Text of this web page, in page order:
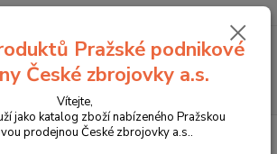
Menu
weaver lišty
Weaver lišta pro CZ 600
Pražské podnikové
České zbrojovky a.s.
Vítejte,
jako katalog zboží nabízeného Pražskou
prodejnou České zbrojovky a.s..